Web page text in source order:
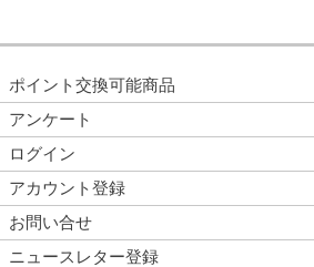
ポイント交換可能商品
アンケート
ログイン
アカウント登録
お問い合せ
ニュースレター登録